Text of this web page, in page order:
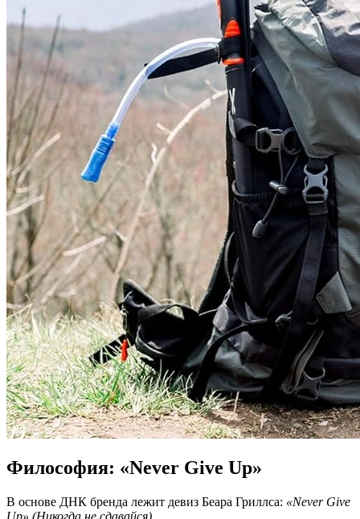
Философия: «Never Give Up»
В основе ДНК бренда лежит девиз Беара Гриллса: «Never Give